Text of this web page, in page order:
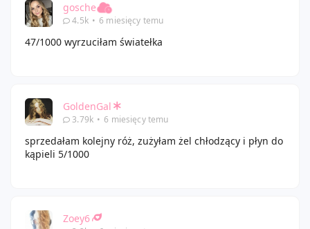
gosche
4.5k • 6 miesięcy temu
47/1000 wyrzuciłam światełka
GoldenGal
3.79k • 6 miesięcy temu
sprzedałam kolejny róż, zużyłam żel chłodzący i płyn do
kąpieli 5/1000
Zoey6